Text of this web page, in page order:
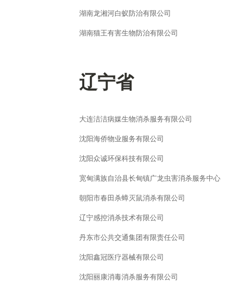
湖南龙湘河白蚁防治有限公司
湖南猫王有害生物防治有限公司
辽宁省
大连洁洁病媒生物消杀服务有限公司
沈阳海侨物业服务有限公司
沈阳众诚环保科技有限公司
宽甸满族自治县长甸镇广龙虫害消杀服务中心
朝阳市春田杀蟑灭鼠消杀有限公司
辽宁感控消杀技术有限公司
丹东市公共交通集团有限责任公司
沈阳鑫冠医疗器械有限公司
沈阳丽康消毒消杀服务有限公司